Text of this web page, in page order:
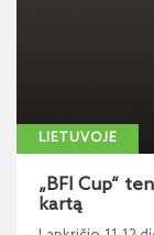
LIETUVOJE
„BFI Cup“
kartą